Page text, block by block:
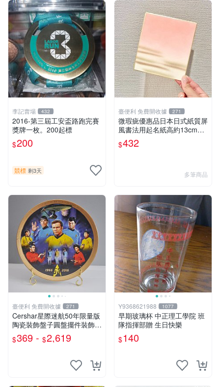
李記賣場 432
2016-第三屆工安盃路跑完賽
獎牌一枚。200起標
$200
競標 剩3天
臺便利 免費開收據 271
微瑕疵優惠品日本日式紙質屏
風書法用起名紙高約13cm寬
約12cm
$432
多筆商品
臺便利 免費開收據 271
Cershar星際迷航50年限量版
陶瓷裝飾盤子圓盤擺件裝飾瓷
盤禮物
$369 - $2,619
Y9368621988 1077
早期玻璃杯 中正理工學院 班
隊指揮部贈 生日快樂
$140